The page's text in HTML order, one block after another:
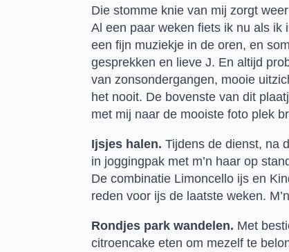
Die stomme knie van mij zorgt
Al een paar weken fiets ik nu als ik
een fijn muziekje in de oren, en
gesprekken en lieve J. En altijd
van zonsondergangen, mooie
het nooit. De bovenste van dit
met mij naar de mooiste foto plek
Ijsjes halen. Tijdens de dienst, na
in joggingpak met m’n haar op
De combinatie Limoncello ijs en
reden voor ijs de laatste weken.
Rondjes park wandelen. Met
citroencake eten om mezelf te